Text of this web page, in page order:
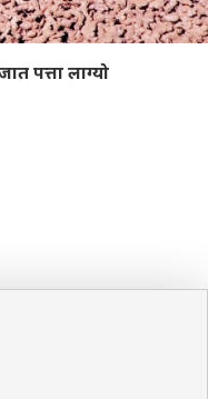
पत्ता लाग्यो